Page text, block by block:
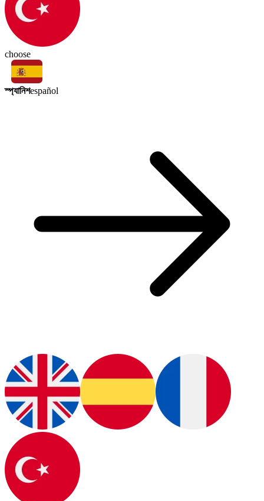
choose
স্প্যানিশespañol